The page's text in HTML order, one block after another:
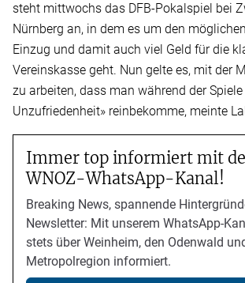
steht mittwochs das DFB-Pokalspiel bei
Nürnberg an, in dem es um den
Einzug und damit auch viel Geld für die
Vereinskasse geht. Nun gelte es, mit der
zu arbeiten, dass man während der
Unzufriedenheit» reinbekomme, meinte
Immer top informiert mit
WNOZ-WhatsApp-Kanal!
Breaking News, spannende
Newsletter: Mit unserem WhatsApp-
stets über Weinheim, den Odenwald
Metropolregion informiert.